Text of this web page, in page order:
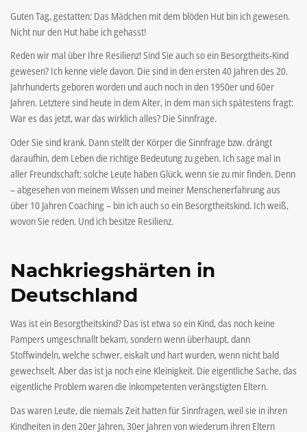
Guten Tag, gestatten: Das Mädchen mit dem blöden Hut bin ich gewesen.
Nicht nur den Hut habe ich gehasst!
Reden wir mal über Ihre Resilienz! Sind Sie auch so ein Besorgtheits-Kind
gewesen? Ich kenne viele davon. Die sind in den ersten 40 Jahren des 20.
Jahrhunderts geboren worden und auch noch in den 1950er und 60er
Jahren. Letztere sind heute in dem Alter, in dem man sich spätestens fragt:
War es das jetzt, war das wirklich alles? Die Sinnfrage.
Oder Sie sind krank. Dann stellt der Körper die Sinnfrage bzw. drängt
daraufhin, dem Leben die richtige Bedeutung zu geben. Ich sage mal in
aller Freundschaft: solche Leute haben Glück, wenn sie zu mir finden. Denn
– abgesehen von meinem Wissen und meiner Menschenerfahrung aus
über 10 Jahren Coaching – bin ich auch so ein Besorgtheitskind. Ich weiß,
wovon Sie reden. Und ich besitze Resilienz.
Nachkriegshärten in
Deutschland
Was ist ein Besorgtheitskind? Das ist etwa so ein Kind, das noch keine
Pampers umgeschnallt bekam, sondern wenn überhaupt, dann
Stoffwindeln, welche schwer, eiskalt und hart wurden, wenn nicht bald
gewechselt. Aber das ist ja noch eine Kleinigkeit. Die eigentliche Sache, das
eigentliche Problem waren die inkompetenten verängstigten Eltern.
Das waren Leute, die niemals Zeit hatten für Sinnfragen, weil sie in ihren
Kindheiten in den 20er Jahren, 30er Jahren von wiederum ihren Eltern